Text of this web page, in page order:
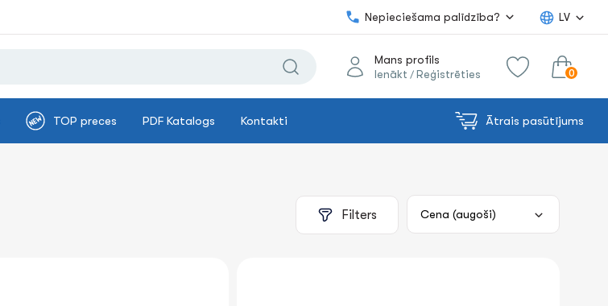
Nepieciešama palīdzība? LV
Mans profils
Ienākt / Reģistrēties 0
TOP preces PDF Katalogs Kontakti Ātrais pasūtījums
Filters